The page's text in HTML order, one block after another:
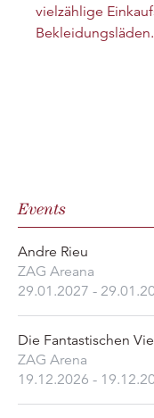
vielzählige
Bekleidungsläden.
Events
Andre Rieu
ZAG Areana
29.01.2027 -
Die Fantastischen
ZAG Arena
19.12.2026 -